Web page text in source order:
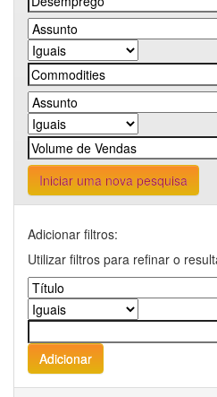
Iniciar uma nova pesquisa
Adicionar filtros:
Utilizar filtros para refinar o